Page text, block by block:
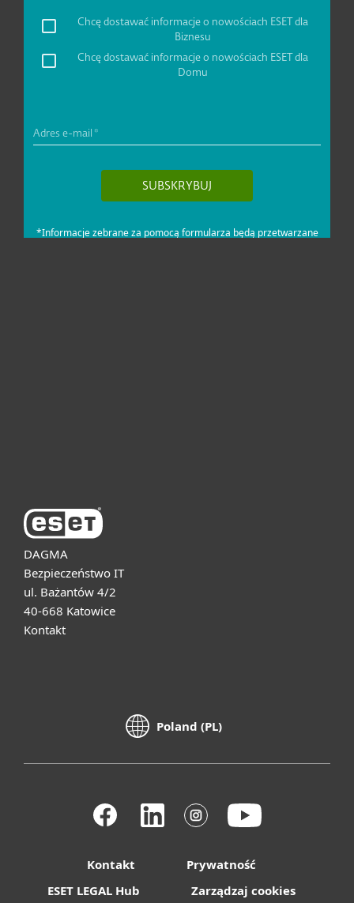
DAGMA
Bezpieczeństwo IT
ul. Bażantów 4/2
40-668 Katowice
Kontakt
Poland (PL)
Kontakt
Prywatność
ESET LEGAL Hub
Zarządzaj cookies